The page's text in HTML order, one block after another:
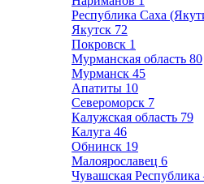
Республика Саха
Якутск 72
Покровск 1
Мурманская область 80
Мурманск 45
Апатиты 10
Североморск 7
Калужская область 79
Калуга 46
Обнинск 19
Малоярославец 6
Чувашская